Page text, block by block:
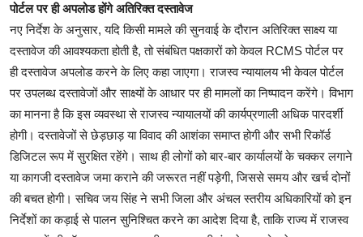
पोर्टल पर ही अपलोड होंगे अतिरिक्त दस्तावेज
नए निर्देश के अनुसार, यदि किसी मामले की सुनवाई के दौरान अतिरिक्त साक्ष्य या
दस्तावेज की आवश्यकता होती है, तो संबंधित पक्षकारों को केवल RCMS पोर्टल पर
ही दस्तावेज अपलोड करने के लिए कहा जाएगा। राजस्व न्यायालय भी केवल पोर्टल
पर उपलब्ध दस्तावेजों और साक्ष्यों के आधार पर ही मामलों का निष्पादन करेंगे। विभाग
का मानना है कि इस व्यवस्था से राजस्व न्यायालयों की कार्यप्रणाली अधिक पारदर्शी
होगी। दस्तावेजों से छेड़छाड़ या विवाद की आशंका समाप्त होगी और सभी रिकॉर्ड
डिजिटल रूप में सुरक्षित रहेंगे। साथ ही लोगों को बार-बार कार्यालयों के चक्कर लगाने
या कागजी दस्तावेज जमा कराने की जरूरत नहीं पड़ेगी, जिससे समय और खर्च दोनों
की बचत होगी। सचिव जय सिंह ने सभी जिला और अंचल स्तरीय अधिकारियों को इन
निर्देशों का कड़ाई से पालन सुनिश्चित करने का आदेश दिया है, ताकि राज्य में राजस्व